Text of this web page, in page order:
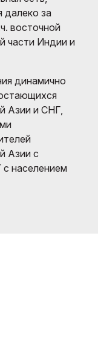
за
восточной
части Индии и
динамично
Азии и СНГ,
Азии с
населением